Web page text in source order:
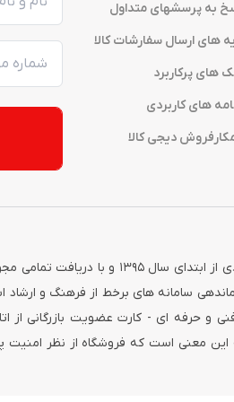
به پرسشهای متداول
های ارسال سفارشات کالا
های پرکاربرد
های کاربردی
دیجی کالا
فروشگاه اینترنتی کاکا با عنایات
سامانه های برخط از فرهنگ و
و حرفه ای - کارت عضویت بازرگانی از
این معنی است که فروشگاه از نظر